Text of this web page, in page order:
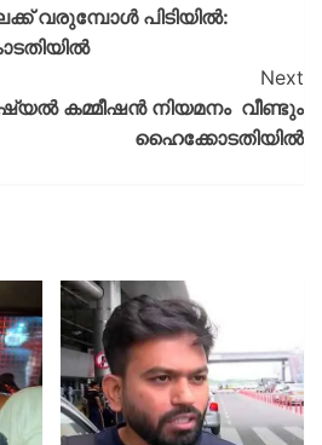
വരുമ്പോള്‍ പിടിയില്‍:
Next
കമ്മീഷന്‍ നിയമനം വീണ്ടും
ഹൈക്കോടതിയില്‍